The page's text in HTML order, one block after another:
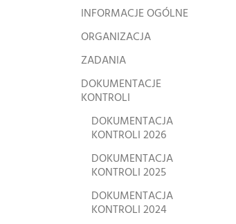
INFORMACJE OGÓLNE
ORGANIZACJA
ZADANIA
DOKUMENTACJE
KONTROLI
DOKUMENTACJA
KONTROLI 2026
DOKUMENTACJA
KONTROLI 2025
DOKUMENTACJA
KONTROLI 2024